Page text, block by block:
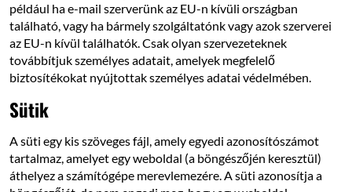
például ha e-mail szerverünk az EU-n kívüli országban
található, vagy ha bármely szolgáltatónk vagy azok szerverei
az EU-n kívül találhatók. Csak olyan szervezeteknek
továbbítjuk személyes adatait, amelyek megfelelő
biztosítékokat nyújtottak személyes adatai védelmében.
Sütik
A süti egy kis szöveges fájl, amely egyedi azonosítószámot
tartalmaz, amelyet egy weboldal (a böngészőjén keresztül)
áthelyez a számítógépe merevlemezére. A süti azonosítja a